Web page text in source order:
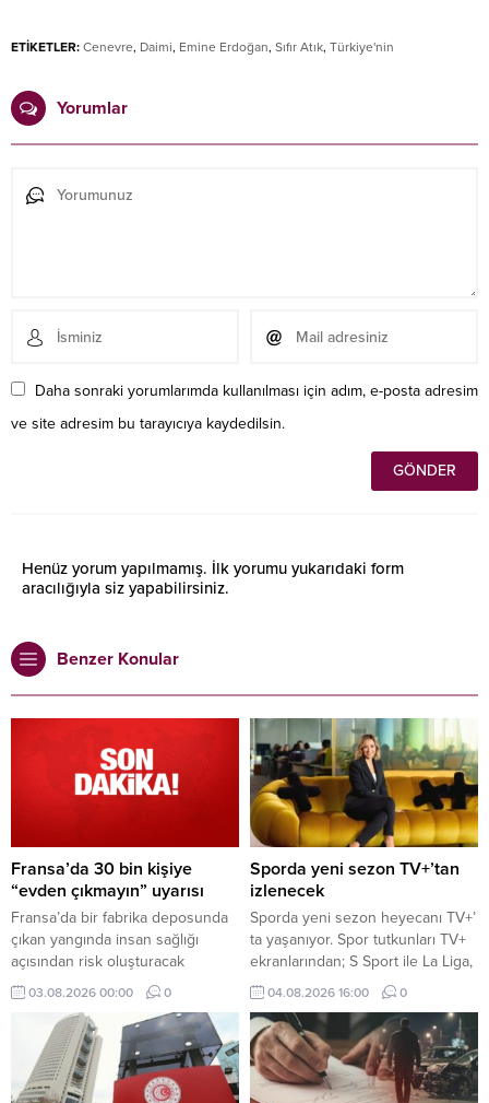
ETİKETLER: Cenevre, Daimi, Emine Erdoğan, Sıfır Atık, Türkiye'nin
Yorumlar
Daha sonraki yorumlarımda kullanılması için adım, e-posta adresim
ve site adresim bu tarayıcıya kaydedilsin.
Henüz yorum yapılmamış. İlk yorumu yukarıdaki form
aracılığıyla siz yapabilirsiniz.
Benzer Konular
Fransa’da 30 bin kişiye
“evden çıkmayın” uyarısı
Fransa’da bir fabrika deposunda
çıkan yangında insan sağlığı
açısından risk oluşturacak
maddelerin yayılmasının ardından
bölge sakinlerinden evden
çıkmamaları istendi.
03.08.2026 00:00 0
Sporda yeni sezon TV+’tan
izlenecek
Sporda yeni sezon heyecanı TV+’
ta yaşanıyor. Spor tutkunları TV+
ekranlarından; S Sport ile La Liga,
Serie A, NBA, EuroLeague, UFC
ve MotoGP, tabii Spor ile seçili
Şampiyonlar Ligi ve FA Cup
karşılaşmaları, Eurosport ile de
tenis ve bisiklet yayınları gibi
dünyanın önde gelen spor
04.08.2026 16:00 0